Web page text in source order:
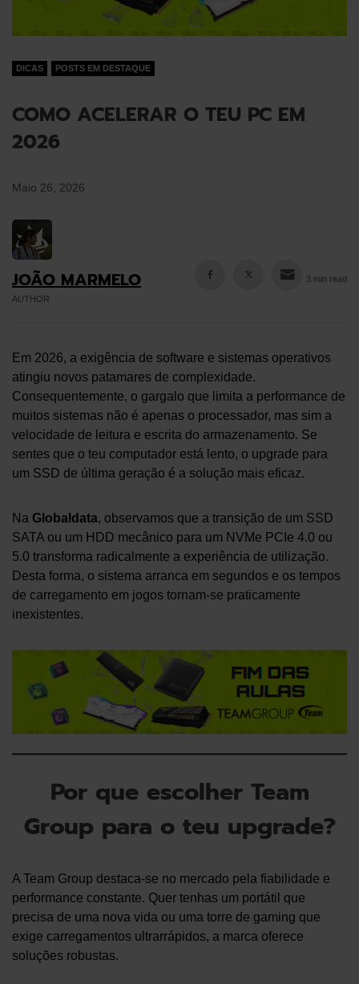
DICAS POSTS EM DESTAQUE
COMO ACELERAR O TEU PC EM
2026
Maio 26, 2026
JOÃO MARMELO
AUTHOR
3 min read
Em 2026, a exigência de software e sistemas operativos
atingiu novos patamares de complexidade.
Consequentemente, o gargalo que limita a performance de
muitos sistemas não é apenas o processador, mas sim a
velocidade de leitura e escrita do armazenamento. Se
sentes que o teu computador está lento, o upgrade para
um SSD de última geração é a solução mais eficaz.
Na Globaldata, observamos que a transição de um SSD
SATA ou um HDD mecânico para um NVMe PCIe 4.0 ou
5.0 transforma radicalmente a experiência de utilização.
Desta forma, o sistema arranca em segundos e os tempos
de carregamento em jogos tornam-se praticamente
inexistentes.
Por que escolher Team
Group para o teu upgrade?
A Team Group destaca-se no mercado pela fiabilidade e
performance constante. Quer tenhas um portátil que
precisa de uma nova vida ou uma torre de gaming que
exige carregamentos ultrarrápidos, a marca oferece
soluções robustas.